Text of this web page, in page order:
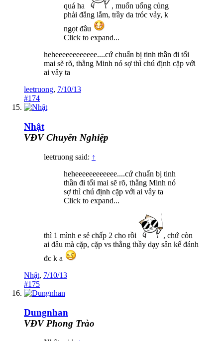
quá ha
, muốn uống củng
phải đắng lắm, trầy da tróc vảy, k
ngọt đâu
Click to expand...
heheeeeeeeeeeee....cứ chuẩn bị tinh thần đi tối
mai sẽ rõ, thằng Minh nó sợ thì chú định cặp với
ai vây ta
leetruong, 7/10/13
#174
Nhật
VĐV Chuyên Nghiệp
leetruong said: ↑
heheeeeeeeeeeee....cứ chuẩn bị tinh
thần đi tối mai sẽ rõ, thằng Minh nó
sợ thì chú định cặp với ai vây ta
Click to expand...
thì 1 mình e sẻ chấp 2 cho rồi
, chứ còn
ai đâu mà cặp, cặp vs thằng thầy dạy sân kế đánh
đc k a
Nhật, 7/10/13
#175
Dungnhan
VĐV Phong Trào